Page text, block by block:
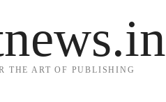
THE ART OF PUBLISHING